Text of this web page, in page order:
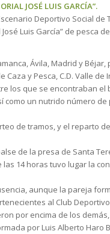
JOSÉ LUIS GARCÍA”.
Deportivo Social de
Luis García” de pesca
Ávila, Madrid y
y Pesca, C.D. Valle de
los que se encontraban
como un nutrido número
de tramos, y el reparto
de la presa de Santa
14 horas tuvo lugar la
aunque la pareja
al Club
por encima de los
por Luis Alberto Haro